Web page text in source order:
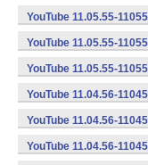
YouTube 11.05.55-
YouTube 11.05.55-
YouTube 11.05.55-
YouTube 11.04.56-
YouTube 11.04.56-
YouTube 11.04.56-